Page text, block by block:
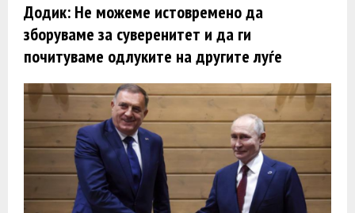
Додик: Не можеме истовремено да
зборуваме за суверенитет и да ги
почитуваме одлуките на другите луѓе